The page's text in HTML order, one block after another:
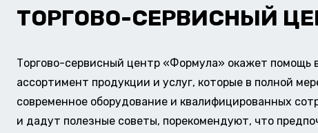
ТОРГОВО-СЕРВИСНЫЙ
Торгово-сервисный центр «Формула» окажет помощь
ассортимент продукции и услуг, которые в полной
современное оборудование и квалифицированных
и дадут полезные советы, порекомендуют, что